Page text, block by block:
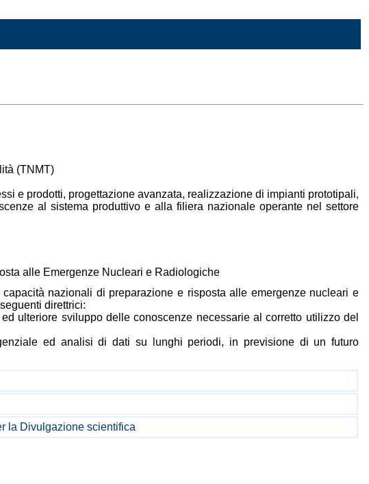
(TNMT)
e prodotti, progettazione avanzata, realizzazione di impianti prototipali,
al sistema produttivo e alla filiera nazionale operante nel settore
alle Emergenze Nucleari e Radiologiche
nazionali di preparazione e risposta alle emergenze nucleari e
direttrici:
ulteriore sviluppo delle conoscenze necessarie al corretto utilizzo del
ed analisi di dati su lunghi periodi, in previsione di un futuro
la Divulgazione scientifica